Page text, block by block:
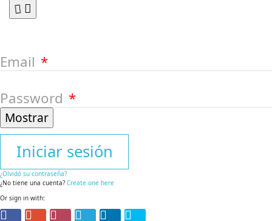
Email
Password
Mostrar
Iniciar sesión
¿Olvidó su contraseña?
¿No tiene una cuenta? Create one here
Or sign in with: